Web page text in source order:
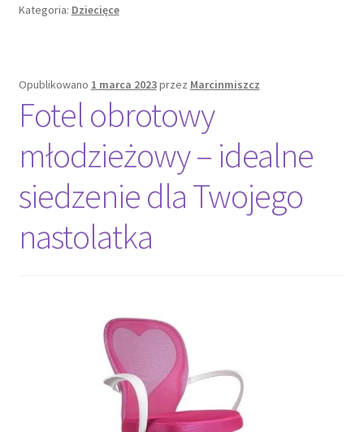
idealne
małych
pomieszczeń
Kategoria: Dziecięce
Opublikowano 1 marca 2023przez Marcinmiszcz
Fotel obrotowy
młodzieżowy – idealne
siedzenie dla Twojego
nastolatka